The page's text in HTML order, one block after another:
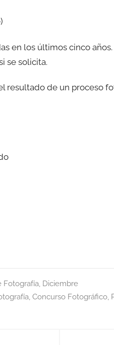
en los últimos cinco
se solicita.
resultado de un proceso
Fotografía, Diciembre
, Concurso Fotográfico,